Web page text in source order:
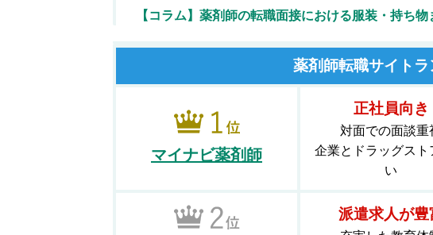
【コラム】薬剤師の転職面接における服装・持ち物
薬剤師転職サイトラ
マイナビ薬剤師
正社員向き
対面での面談重
企業とドラッグスト
い
派遣求人が豊